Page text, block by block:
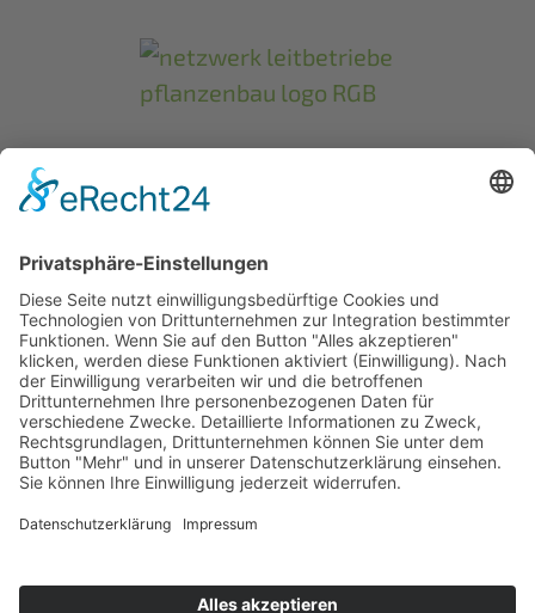
A. Engemann GbR
Zum Südholz 11
34439 Willebadessen-Eissen
Steuer-Nr.: 345/5910/0877